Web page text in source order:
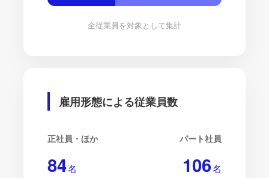
全従業員を対象として集計
雇用形態による従業員数
正社員・ほか
84名
パート社員
106名